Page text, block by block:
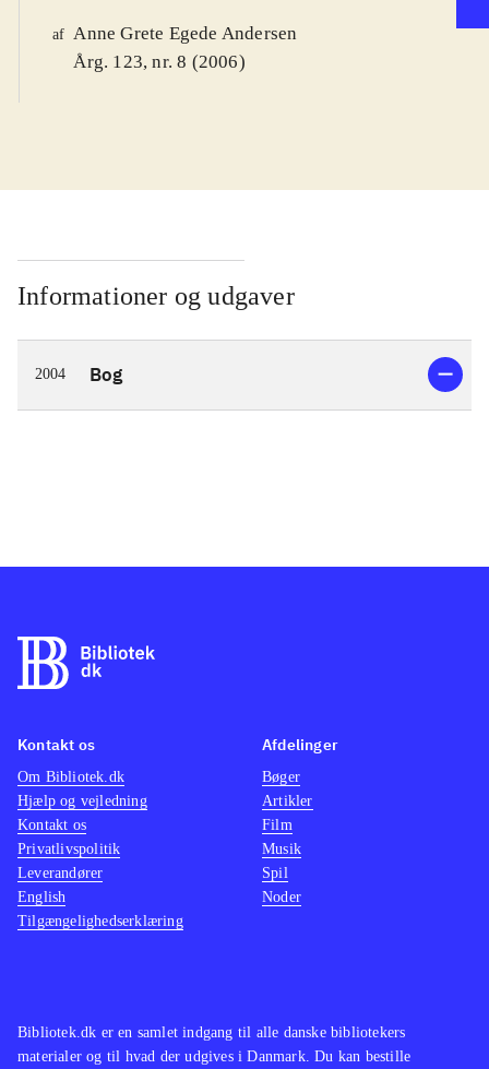
af Anne Grete Egede Andersen
Årg. 123, nr. 8 (2006)
Informationer og udgaver
2004 Bog
Bibliotek.dk er en samlet indgang til alle danske bibliotekers
materialer og til hvad der udgives i Danmark. Du kan bestille
Kontakt os
Om Bibliotek.dk
Hjælp og vejledning
Kontakt os
Privatlivspolitik
Leverandører
English
Tilgængelighedserklæring
Afdelinger
Bøger
Artikler
Film
Musik
Spil
Noder